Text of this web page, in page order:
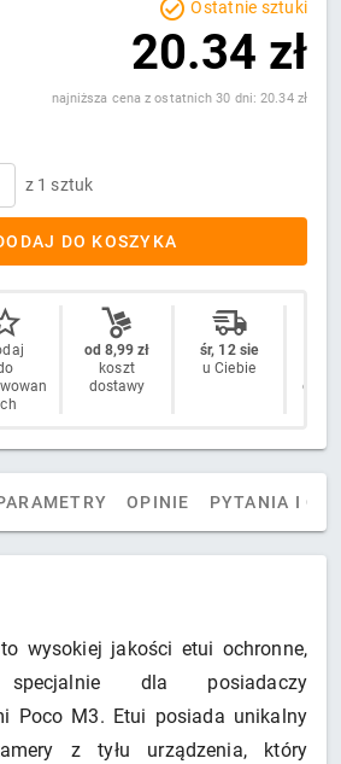
Ostatnie sztuki
20.34 zł
najniższa cena z ostatnich 30 dni: 20.34 zł
z 1 sztuk
DO KOSZYKA
od 8,99 zł
koszt
dostawy
śr, 12 sie
u Ciebie
OPINIE PYTANIA I
wysokiej jakości etui ochronne,
specjalnie dla posiadaczy
Poco M3. Etui posiada unikalny
z tyłu urządzenia, który